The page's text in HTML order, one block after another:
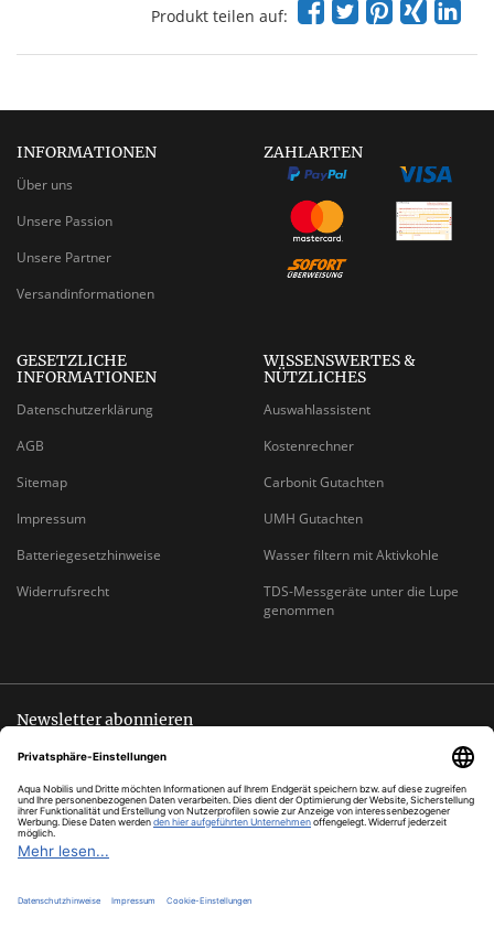
Produkt teilen auf:
INFORMATIONEN
Über uns
Unsere Passion
Unsere Partner
Versandinformationen
ZAHLARTEN
GESETZLICHE
INFORMATIONEN
Datenschutzerklärung
AGB
Sitemap
Impressum
Batteriegesetzhinweise
Widerrufsrecht
WISSENSWERTES &
NÜTZLICHES
Auswahlassistent
Kostenrechner
Carbonit Gutachten
UMH Gutachten
Wasser filtern mit Aktivkohle
TDS-Messgeräte unter die Lupe
genommen
Newsletter abonnieren
EMAIL-
ADRESSE
Alle Preise inkl. gesetzlicher USt., zzgl.